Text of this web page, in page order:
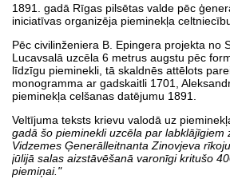
1891. gadā Rīgas pilsētas valde pēc
iniciatīvas organizēja pieminekļa
Pēc civilinženiera B. Epingera projekta no
Lucavsalā uzcēla 6 metrus augstu pēc
līdzīgu pieminekli, tā skaldnēs attēlots
monogramma ar gadskaitli 1701,
pieminekļa celšanas datējumu 1891.
Veltījuma teksts krievu valodā uz
gadā šo pieminekli uzcēla par labklājīgiem
Vidzemes Ģenerālleitnanta Zinovjeva
jūlijā salas aizstāvēšanā varonīgi kritušo
piemiņai."